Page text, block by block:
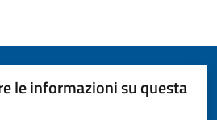
le informazioni su questa